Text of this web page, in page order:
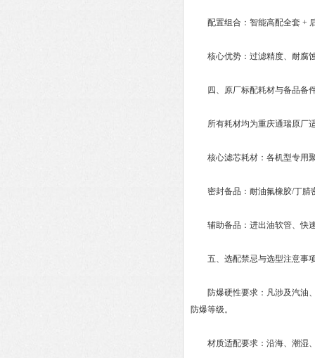
配置组合：智能高配全套 + 后
核心优势：过滤精度、耐腐蚀
四、原厂标配耗材与备品备
所有耗材均为重庆通瑞原厂适
核心滤芯耗材：各机型专用聚
密封备品：耐油氟橡胶/丁腈
辅助备品：进出油软管、快速
五、选配禁忌与选型注意事
防爆硬性要求：凡涉及汽油、
防爆等级。
材质适配要求：沿海、潮湿、